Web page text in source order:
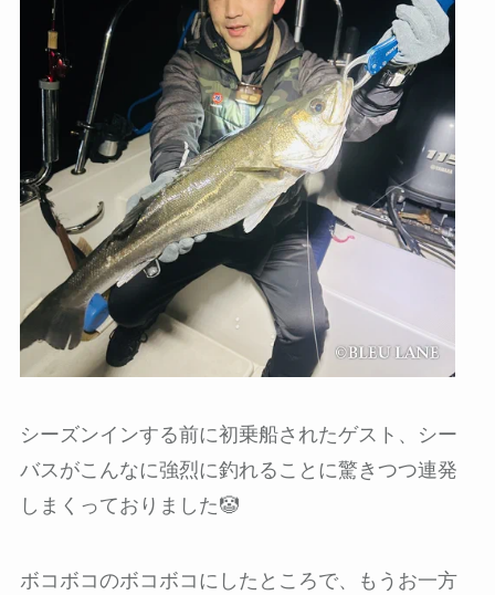
シーズンインする前に初乗船されたゲスト、シー
バスがこんなに強烈に釣れることに驚きつつ連発
しまくっておりました🤡
ボコボコのボコボコにしたところで、もうお一方